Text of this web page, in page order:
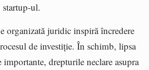
startup-ul.
organizată juridic inspiră încredere
de investiție. În schimb, lipsa
drepturile neclare asupra